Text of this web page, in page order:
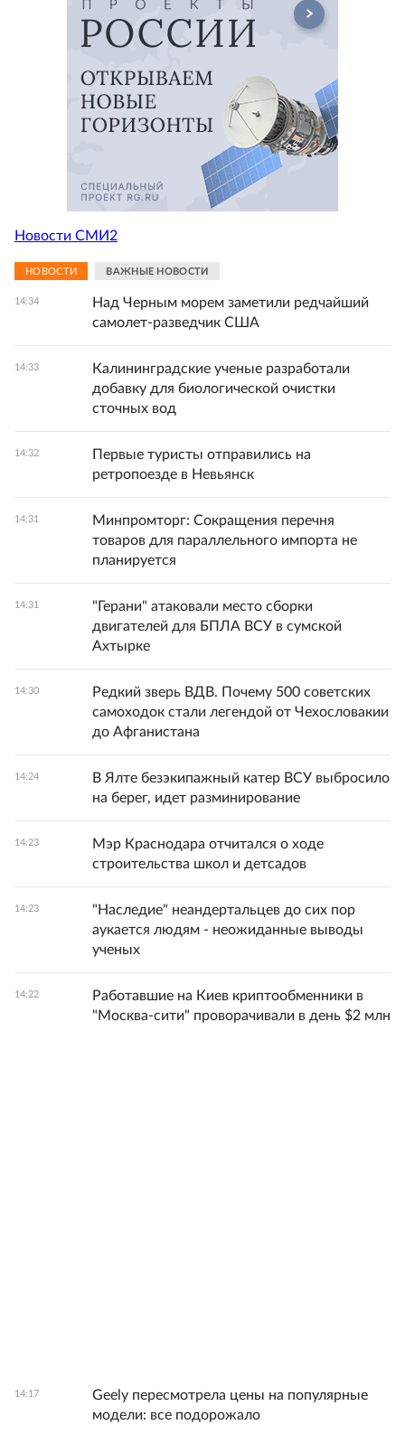
Новости СМИ2
НОВОСТИ ВАЖНЫЕ НОВОСТИ
14:34
Над Черным морем заметили редчайший
самолет-разведчик США
14:33
Калининградские ученые разработали
добавку для биологической очистки
сточных вод
14:32
Первые туристы отправились на
ретропоезде в Невьянск
14:31
Минпромторг: Сокращения перечня
товаров для параллельного импорта не
планируется
14:31
"Герани" атаковали место сборки
двигателей для БПЛА ВСУ в сумской
Ахтырке
14:30
Редкий зверь ВДВ. Почему 500 советских
самоходок стали легендой от Чехословакии
до Афганистана
14:24
В Ялте безэкипажный катер ВСУ выбросило
на берег, идет разминирование
14:23
Мэр Краснодара отчитался о ходе
строительства школ и детсадов
14:23
"Наследие" неандертальцев до сих пор
аукается людям - неожиданные выводы
ученых
14:22
Работавшие на Киев криптообменники в
"Москва-сити" проворачивали в день $2 млн
14:17
Geely пересмотрела цены на популярные
модели: все подорожало